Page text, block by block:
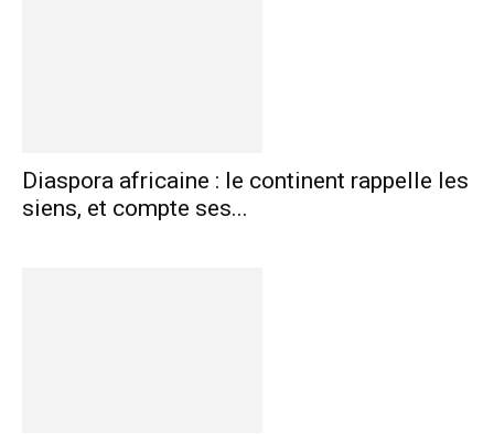
Diaspora africaine : le continent rappelle les
siens, et compte ses...